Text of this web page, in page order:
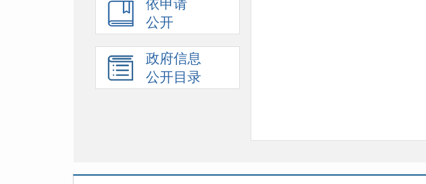
依申请
公开
政府信息
公开目录